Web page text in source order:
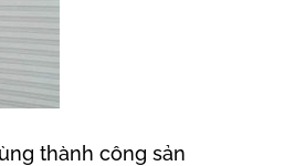
thành công sản